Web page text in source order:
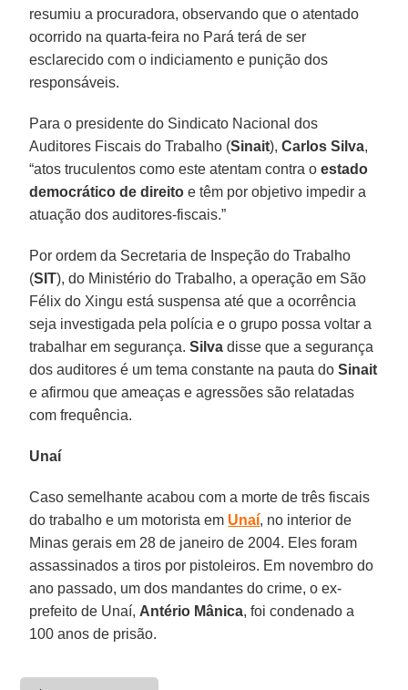
resumiu a procuradora, observando que o atentado
ocorrido na quarta-feira no Pará terá de ser
esclarecido com o indiciamento e punição dos
responsáveis.
Para o presidente do Sindicato Nacional dos
Auditores Fiscais do Trabalho (Sinait),Carlos Silva,
“atos truculentos como este atentam contra oestado
democrático de direito e têm por objetivo impedir a
atuação dos auditores-fiscais.”
Por ordem da Secretaria de Inspeção do Trabalho
(SIT), do Ministério do Trabalho, a operação em São
Félix do Xingu está suspensa até que a ocorrência
seja investigada pela polícia e o grupo possa voltar a
trabalhar em segurança.Silva disse que a segurança
dos auditores é um tema constante na pauta doSinait
e afirmou que ameaças e agressões são relatadas
com frequência.
Unaí
Caso semelhante acabou com a morte de três fiscais
do trabalho e um motorista em Unaí, no interior de
Minas gerais em 28 de janeiro de 2004. Eles foram
assassinados a tiros por pistoleiros. Em novembro do
ano passado, um dos mandantes do crime, o ex-
prefeito de Unaí, Antério Mânica, foi condenado a
100 anos de prisão.